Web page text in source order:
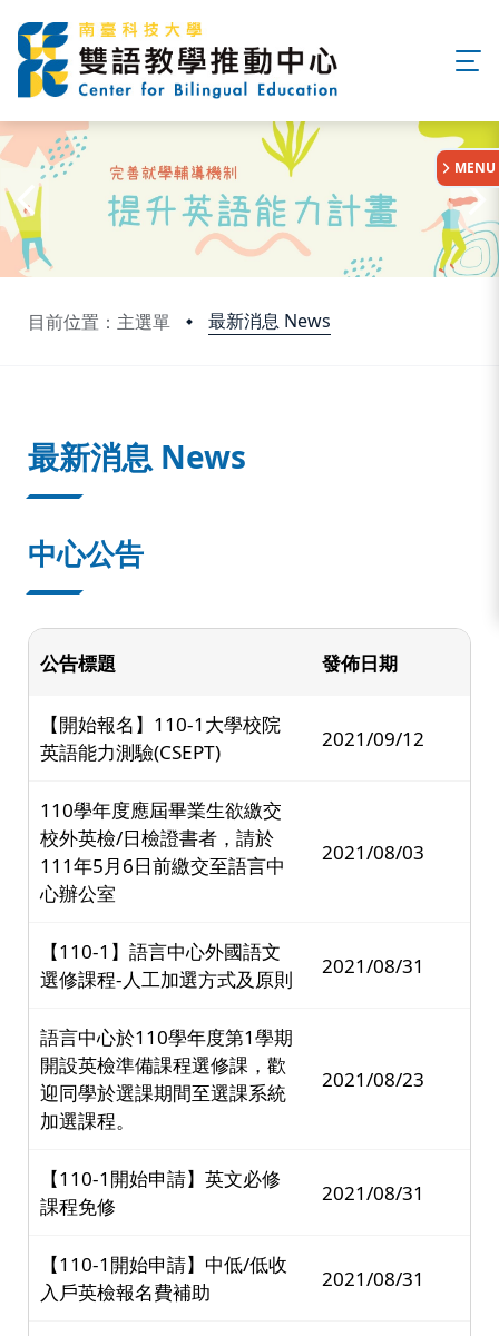
目前位置：主選單 最新消息 News
:::
MENU
最新消息 News
中心公告
公告標題 發佈日期
【開始報名】110-1大學校院
英語能力測驗(CSEPT)
2021/09/12
110學年度應屆畢業生欲繳交
校外英檢/日檢證書者，請於
111年5月6日前繳交至語言中
心辦公室
2021/08/03
【110-1】語言中心外國語文
選修課程-人工加選方式及原則
2021/08/31
語言中心於110學年度第1學期
開設英檢準備課程選修課，歡
迎同學於選課期間至選課系統
加選課程。
2021/08/23
【110-1開始申請】英文必修
課程免修
2021/08/31
【110-1開始申請】中低/低收
入戶英檢報名費補助
2021/08/31